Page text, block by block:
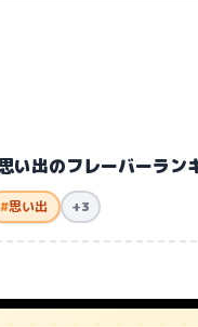
い出のフレーバーラン
#思い出 +3